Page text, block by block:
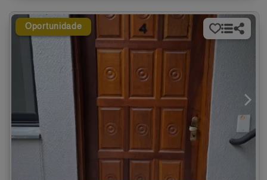
Oportunidade